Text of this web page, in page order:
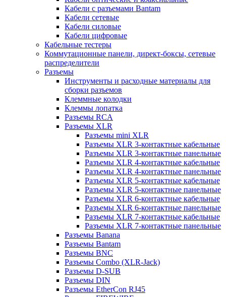
Кабели с разъемами Bantam
Кабели сетевые
Кабели силовые
Кабели цифровые
Кабельные тестеры
Коммутационные панели, директ-боксы, сетевые
распределители
Разъемы
Инструменты и расходные материалы для
сборки разъемов
Клеммные колодки
Клеммы лопатка
Разъемы RCA
Разъемы XLR
Разъемы mini XLR
Разъемы XLR 3-контактные кабельные
Разъемы XLR 3-контактные панельные
Разъемы XLR 4-контактные кабельные
Разъемы XLR 4-контактные панельные
Разъемы XLR 5-контактные кабельные
Разъемы XLR 5-контактные панельные
Разъемы XLR 6-контактные кабельные
Разъемы XLR 6-контактные панельные
Разъемы XLR 7-контактные кабельные
Разъемы XLR 7-контактные панельные
Разъемы Banana
Разъемы Bantam
Разъемы BNC
Разъемы Combo (XLR-Jack)
Разъемы D-SUB
Разъемы DIN
Разъемы EtherCon RJ45